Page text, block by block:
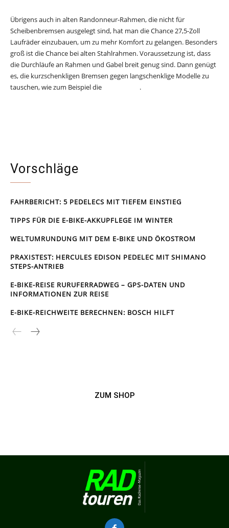
Übrigens auch in alten Randonneur-Rahmen, die nicht für
Scheibenbremsen ausgelegt sind, hat man die Chance 27,5-Zoll
Laufräder einzubauen, um zu mehr Komfort zu gelangen. Besonders
groß ist die Chance bei alten Stahlrahmen. Voraussetzung ist, dass
die Durchläufe an Rahmen und Gabel breit genug sind. Dann genügt
es, die kurzschenkligen Bremsen gegen langschenklige Modelle zu
tauschen, wie zum Beispiel die
.
Vorschläge
FAHRBERICHT: 5 PEDELECS MIT TIEFEM EINSTIEG
TIPPS FÜR DIE E-BIKE-AKKUPFLEGE IM WINTER
WELTUMRUNDUNG MIT DEM E-BIKE UND ÖKOSTROM
PRAXISTEST: HERCULES EDISON PEDELEC MIT SHIMANO
STEPS-ANTRIEB
E-BIKE-REISE RUR­UFER­RAD­WEG – GPS-DATEN UND
INFORMATIONEN ZUR REISE
E-BIKE-REICHWEITE BERECHNEN: BOSCH HILFT
ZUM SHOP